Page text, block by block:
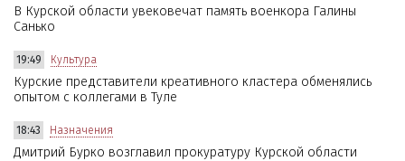
В Курской области увековечат память военкора Галины
Санько
19:49 Культура
Курские представители креативного кластера обменялись
опытом с коллегами в Туле
18:43 Назначения
Дмитрий Бурко возглавил прокуратуру Курской области